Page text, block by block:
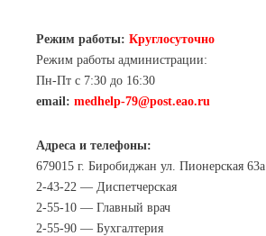
Режим работы: Круглосуточно
Режим работы администрации:
Пн-Пт с 7:30 до 16:30
email: medhelp-79@post.eao.ru
Адреса и телефоны:
679015 г. Биробиджан ул. Пионерская 63а
2-43-22 — Диспетчерская
2-55-10 — Главный врач
2-55-90 — Бухгалтерия